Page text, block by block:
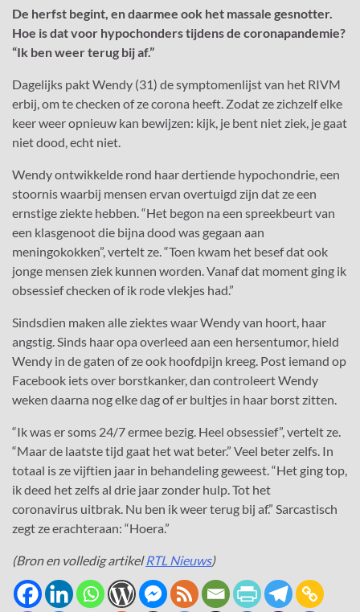
De herfst begint, en daarmee ook het massale gesnotter.
Hoe is dat voor hypochonders tijdens de coronapandemie?
“Ik ben weer terug bij af.”
Dagelijks pakt Wendy (31) de symptomenlijst van het RIVM
erbij, om te checken of ze corona heeft. Zodat ze zichzelf elke
keer weer opnieuw kan bewijzen: kijk, je bent niet ziek, je gaat
niet dood, echt niet.
Wendy ontwikkelde rond haar dertiende hypochondrie, een
stoornis waarbij mensen ervan overtuigd zijn dat ze een
ernstige ziekte hebben. “Het begon na een spreekbeurt van
een klasgenoot die bijna dood was gegaan aan
meningokokken”, vertelt ze. “Toen kwam het besef dat ook
jonge mensen ziek kunnen worden. Vanaf dat moment ging ik
obsessief checken of ik rode vlekjes had.”
Sindsdien maken alle ziektes waar Wendy van hoort, haar
angstig. Sinds haar opa overleed aan een hersentumor, hield
Wendy in de gaten of ze ook hoofdpijn kreeg. Post iemand op
Facebook iets over borstkanker, dan controleert Wendy
weken daarna nog elke dag of er bultjes in haar borst zitten.
“Ik was er soms 24/7 ermee bezig. Heel obsessief”, vertelt ze.
“Maar de laatste tijd gaat het wat beter.” Veel beter zelfs. In
totaal is ze vijftien jaar in behandeling geweest. “Het ging top,
ik deed het zelfs al drie jaar zonder hulp. Tot het
coronavirus uitbrak. Nu ben ik weer terug bij af.” Sarcastisch
zegt ze erachteraan: “Hoera.”
(Bron en volledig artikelRTL Nieuws)